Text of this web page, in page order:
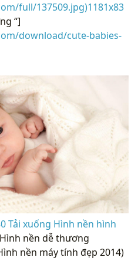
full/137509.jpg)1181x83
“]
download/cute-babies-
Tải xuống Hình nền hình
nền dễ thương
nền máy tính đẹp 2014)